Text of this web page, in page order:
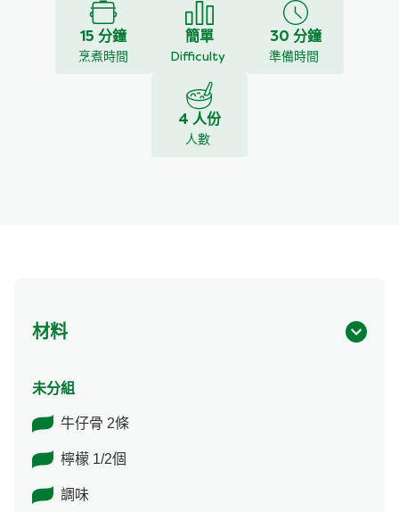
15 分鐘
烹煮時間
簡單
Difficulty
30 分鐘
準備時間
4 人份
人數
材料
未分組
牛仔骨 2條
檸檬 1/2個
調味